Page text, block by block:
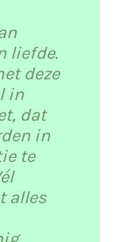
liefde.
deze
in
dat
in
te
alles